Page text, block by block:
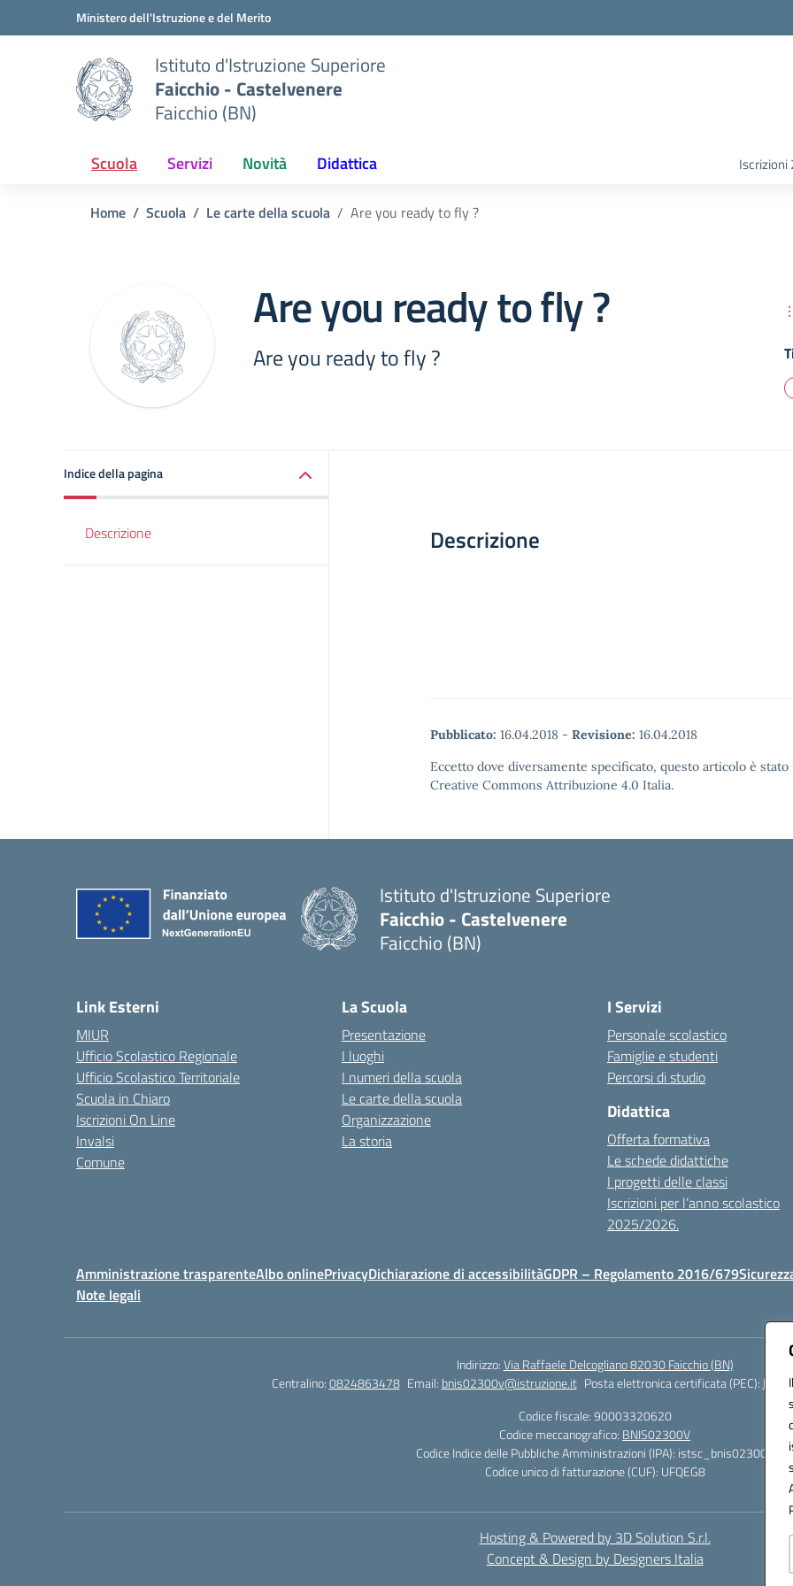
Vai ai contenuti
Vai al menu di navigazioneMinistero dell'Istruzione e del Merito
Istituto d'Istruzione Superiore
Faicchio - Castelvenere
Faicchio (BN)
Scuola Servizi Novità Didattica
Home Scuola Le carte della scuola Are you ready to fly ?
Are you ready to fly ?
Are you ready to fly ?
Indice della pagina
Descrizione Descrizione
Pubblicato: 16.04.2018 - Revisione: 16.04.2018
Eccetto dove diversamente specificato, questo articolo è
Creative Commons Attribuzione 4.0 Italia.
Istituto d'Istruzione Superiore
Faicchio - Castelvenere
Faicchio (BN)
Link Esterni
MIUR
Ufficio Scolastico Regionale
Ufficio Scolastico Territoriale
Scuola in Chiaro
Iscrizioni On Line
Invalsi
Comune
La Scuola
Presentazione
I luoghi
I numeri della scuola
Le carte della scuola
Organizzazione
La storia
I Servizi
Personale scolastico
Famiglie e studenti
Percorsi di studio
Didattica
Offerta formativa
Le schede didattiche
I progetti delle classi
Iscrizioni per l’anno scolastico
2025/2026.
Amministrazione trasparenteAlbo onlinePrivacyDichiarazione di accessibilitàGDPR – Regolamento 2016/679
Note legali
Indirizzo:Via Raffaele Delcogliano 82030 Faicchio (BN)
Centralino:0824863478 Email: bnis02300v@istruzione.it Posta elettronica certificata (PEC):
Codice fiscale: 90003320620
Codice meccanografico: BNIS02300V
Codice Indice delle Pubbliche Amministrazioni (IPA): istsc_bnis02300v
Codice unico di fatturazione (CUF): UFQEG8
Hosting & Powered by 3D Solution S.r.l.
Concept & Design by Designers Italia